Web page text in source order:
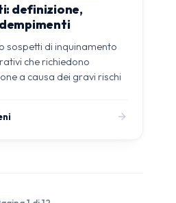
definizione,
sospetti di inquinamento
che richiedono
a causa dei gravi rischi